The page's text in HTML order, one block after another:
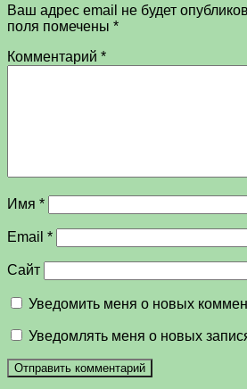
Ваш адрес email не будет
поля помечены *
Комментарий *
Имя *
Email *
Сайт
Уведомить меня о новых
Уведомлять меня о новых